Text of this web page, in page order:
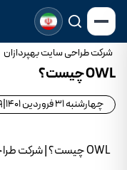
شرکت طراحی سایت بهپردازان
OWL چيست؟
چهارشنبه 31 فروردین 1401
OWL چيست؟ | شرکت طراحي سايت بهپردازن